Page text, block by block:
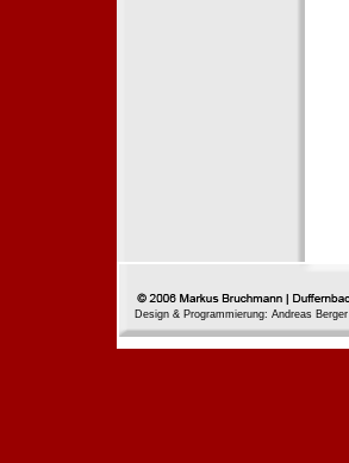
Design & Programmierung: Andreas Berger